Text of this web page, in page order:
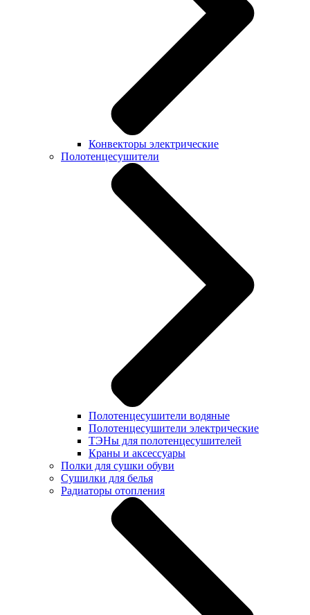
Конвекторы электрические
Полотенцесушители
Полотенцесушители водяные
Полотенцесушители электрические
ТЭНы для полотенцесушителей
Краны и аксессуары
Полки для сушки обуви
Сушилки для белья
Радиаторы отопления